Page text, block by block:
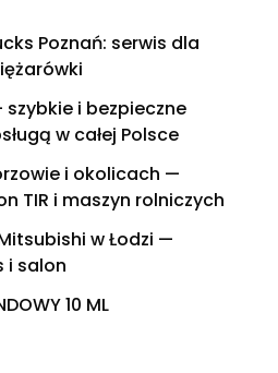
Poznań: serwis dla
i bezpieczne
w całej Polsce
i okolicach —
TIR i maszyn rolniczych
w Łodzi —
i salon
10 ML